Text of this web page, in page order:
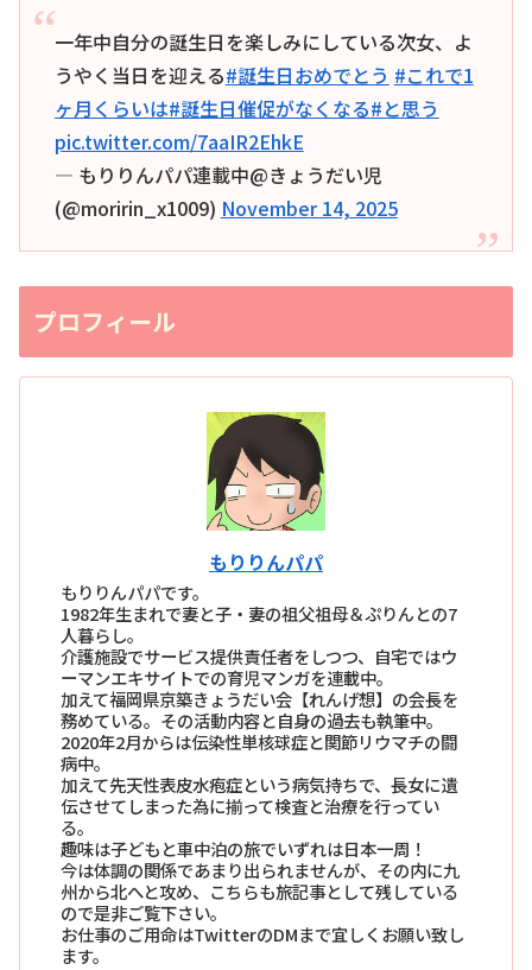
一年中自分の誕生日を楽しみにしている次女、よ
うやく当日を迎える#誕生日おめでとう #これで1
ヶ月くらいは#誕生日催促がなくなる#と思う
pic.twitter.com/7aaIR2EhkE
— もりりんパパ連載中@きょうだい児
(@moririn_x1009) November 14, 2025
プロフィール
もりりんパパ
もりりんパパです。
1982年生まれで妻と子・妻の祖父祖母＆ぷりんとの7
人暮らし。
介護施設でサービス提供責任者をしつつ、自宅ではウ
ーマンエキサイトでの育児マンガを連載中。
加えて福岡県京築きょうだい会【れんげ想】の会長を
務めている。その活動内容と自身の過去も執筆中。
2020年2月からは伝染性単核球症と関節リウマチの闘
病中。
加えて先天性表皮水疱症という病気持ちで、長女に遺
伝させてしまった為に揃って検査と治療を行ってい
る。
趣味は子どもと車中泊の旅でいずれは日本一周！
今は体調の関係であまり出られませんが、その内に九
州から北へと攻め、こちらも旅記事として残している
ので是非ご覧下さい。
お仕事のご用命はTwitterのDMまで宜しくお願い致し
ます。